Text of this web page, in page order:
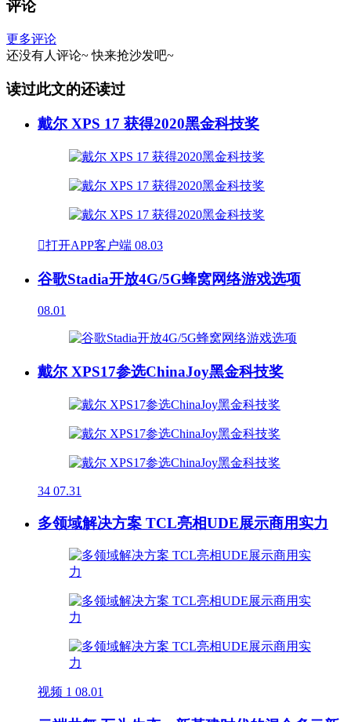
评论
更多评论
还没有人评论~ 快来抢沙发吧~
读过此文的还读过
戴尔 XPS 17 获得2020黑金科技奖
打开APP客户端 08.03
谷歌Stadia开放4G/5G蜂窝网络游戏选项
08.01
戴尔 XPS17参选ChinaJoy黑金科技奖
34 07.31
多领域解决方案 TCL亮相UDE展示商用实力
视频 1 08.01